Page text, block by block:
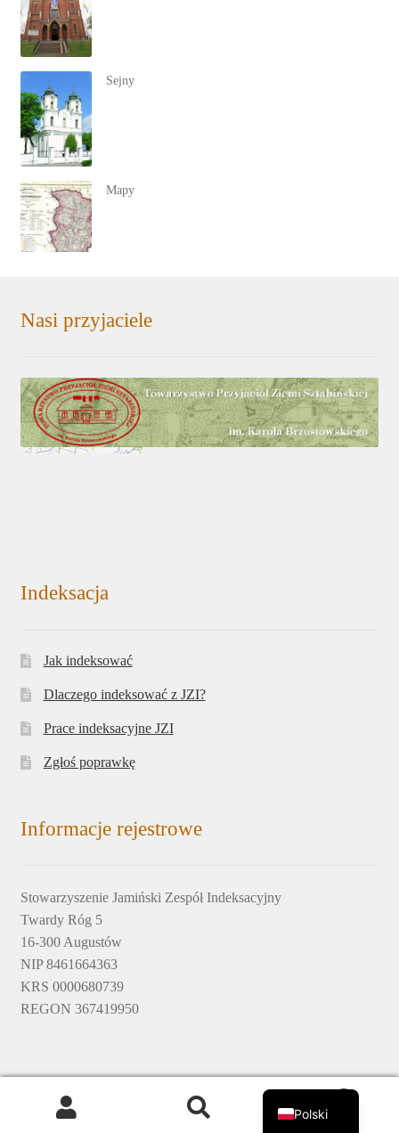
Sejny
Mapy
Nasi przyjaciele
Indeksacja
Jak indeksować
Dlaczego indeksować z JZI?
Prace indeksacyjne JZI
Zgłoś poprawkę
Informacje rejestrowe
Stowarzyszenie Jamiński Zespół Indeksacyjny
Twardy Róg 5
16-300 Augustów
NIP 8461664363
KRS 0000680739
REGON 367419950
© 2017-2020 by Jamiński Zespół Indeksacyjny © design by
Krzysztof Zięcina
Polski